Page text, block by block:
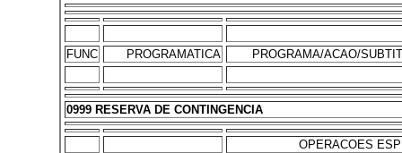
FUNC PROGRAMATICA PROGRAMA/ACAO/
0999 RESERVA DE CONTINGENCIA
OPERACOES